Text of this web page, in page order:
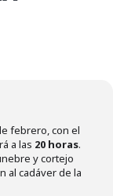
febrero, con el
a las 20 horas.
y cortejo
al cadáver de la